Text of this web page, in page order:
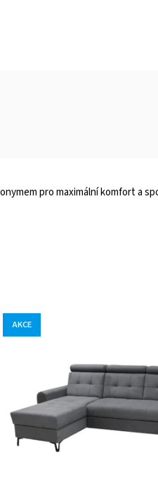
pro maximální komfort a
AKCE